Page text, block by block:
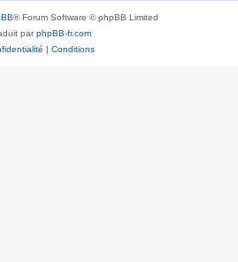
® Forum Software © phpBB Limited
parphpBB-fr.com
| Conditions